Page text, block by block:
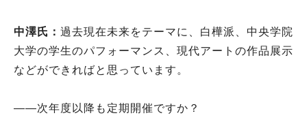
中澤氏： 過去現在未来をテーマに、白樺派、中央学院
大学の学生のパフォーマンス、現代アートの作品展示
などができればと思っています。
――次年度以降も定期開催ですか？